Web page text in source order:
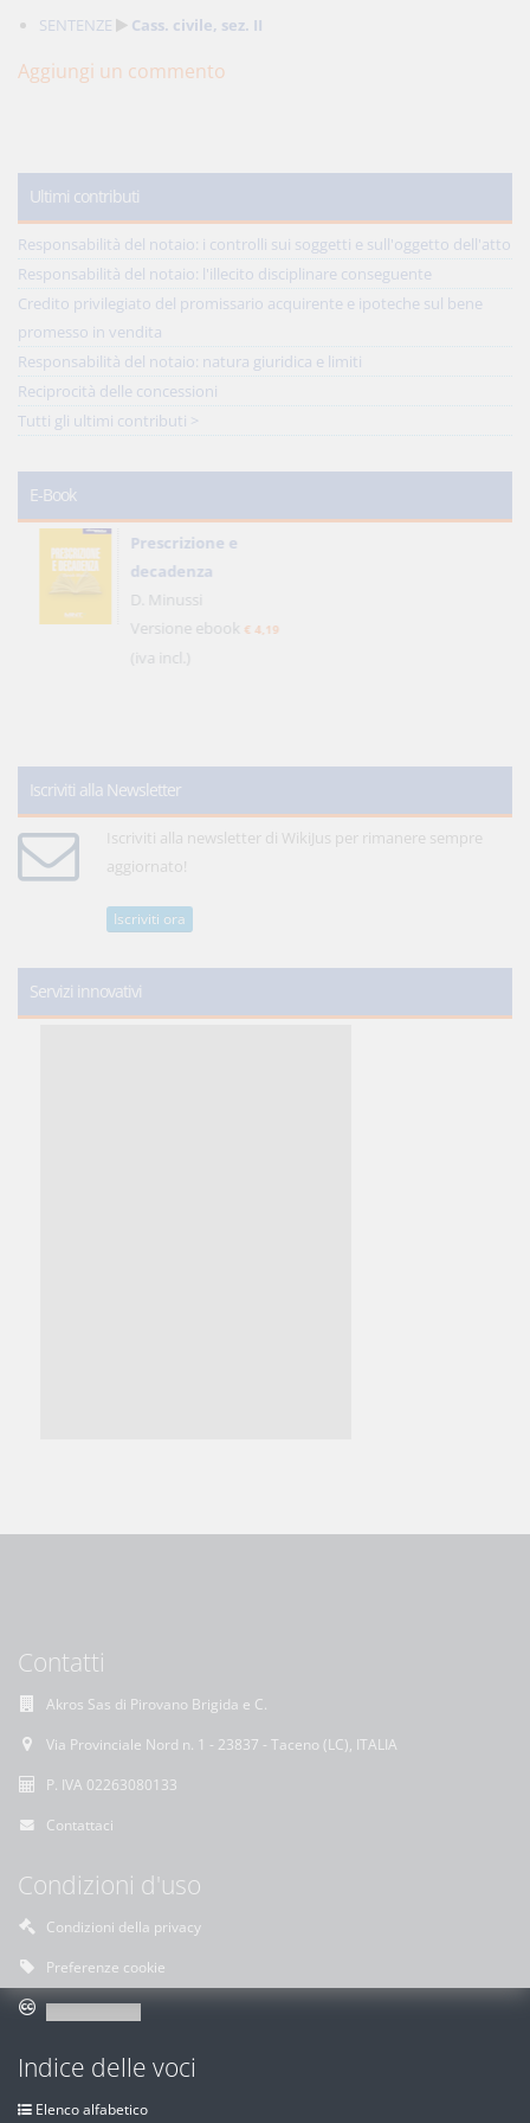
SENTENZE Cass. civile, sez. II
Aggiungi un commento
Ultimi contributi
Responsabilità del notaio: i controlli sui soggetti e sull'oggetto dell'atto
Responsabilità del notaio: l'illecito disciplinare conseguente
Credito privilegiato del promissario acquirente e ipoteche sul bene
promesso in vendita
Responsabilità del notaio: natura giuridica e limiti
Reciprocità delle concessioni
Tutti gli ultimi contributi >
E-Book
Prescrizione e
decadenza
D. Minussi
Versione ebook € 4,19
(iva incl.)
Iscriviti alla Newsletter
Iscriviti alla newsletter di WikiJus per rimanere sempre
aggiornato!
Iscriviti ora
Servizi innovativi
Contatti
Akros Sas di Pirovano Brigida e C.
Via Provinciale Nord n. 1 - 23837 - Taceno (LC), ITALIA
P. IVA 02263080133
Contattaci
Condizioni d'uso
Condizioni della privacy
Preferenze cookie
Indice delle voci
Elenco alfabetico